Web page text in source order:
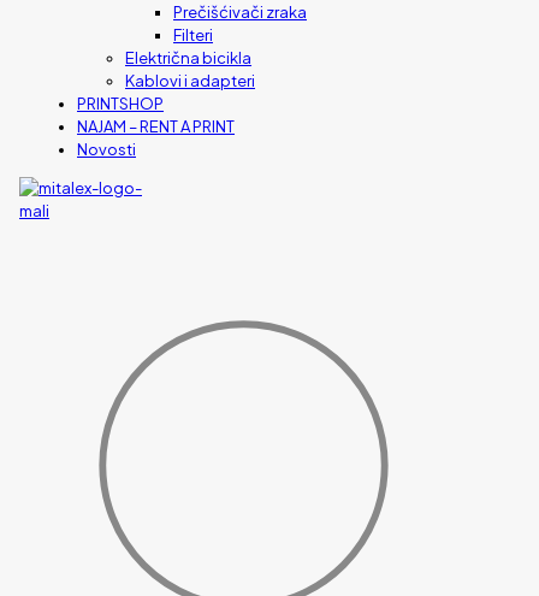
Prečišćivači zraka
Filteri
Električna bicikla
Kablovi i adapteri
PRINTSHOP
NAJAM – RENT A PRINT
Novosti